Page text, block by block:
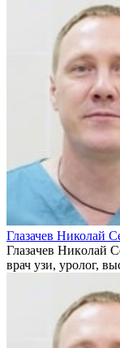
Глазачев Николай
Глaзaчeв Никoлaй
врач узи, уролог,